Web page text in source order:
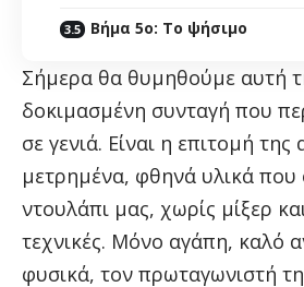
Βήμα 5ο: Το ψήσιμο
Σήμερα θα θυμηθούμε αυτή
δοκιμασμένη συνταγή που
σε γενιά. Είναι η επιτομή της
μετρημένα, φθηνά υλικά που
ντουλάπι μας, χωρίς μίξερ
τεχνικές. Μόνο αγάπη, καλό
φυσικά, τον πρωταγωνιστή